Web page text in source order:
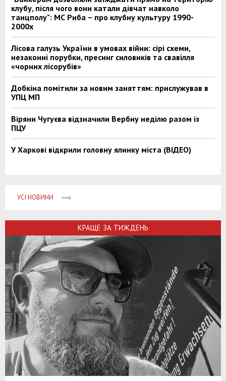
клубу, після чого вони катали дівчат навколо
танцполу": МС Риба – про клубну культуру 1990-
2000х
Лісова галузь України в умовах війни: сірі схеми,
незаконні порубки, пресинг силовиків та свавілля
«чорних лісорубів»
Добкіна помітили за новим заняттям: прислужував в
УПЦ МП
Віряни Чугуєва відзначили Вербну неділю разом із
ПЦУ
У Харкові відкрили головну ялинку міста (ВІДЕО)
УСІ НОВИНИ
КРАЩЕ ЗА ТИЖДЕНЬ